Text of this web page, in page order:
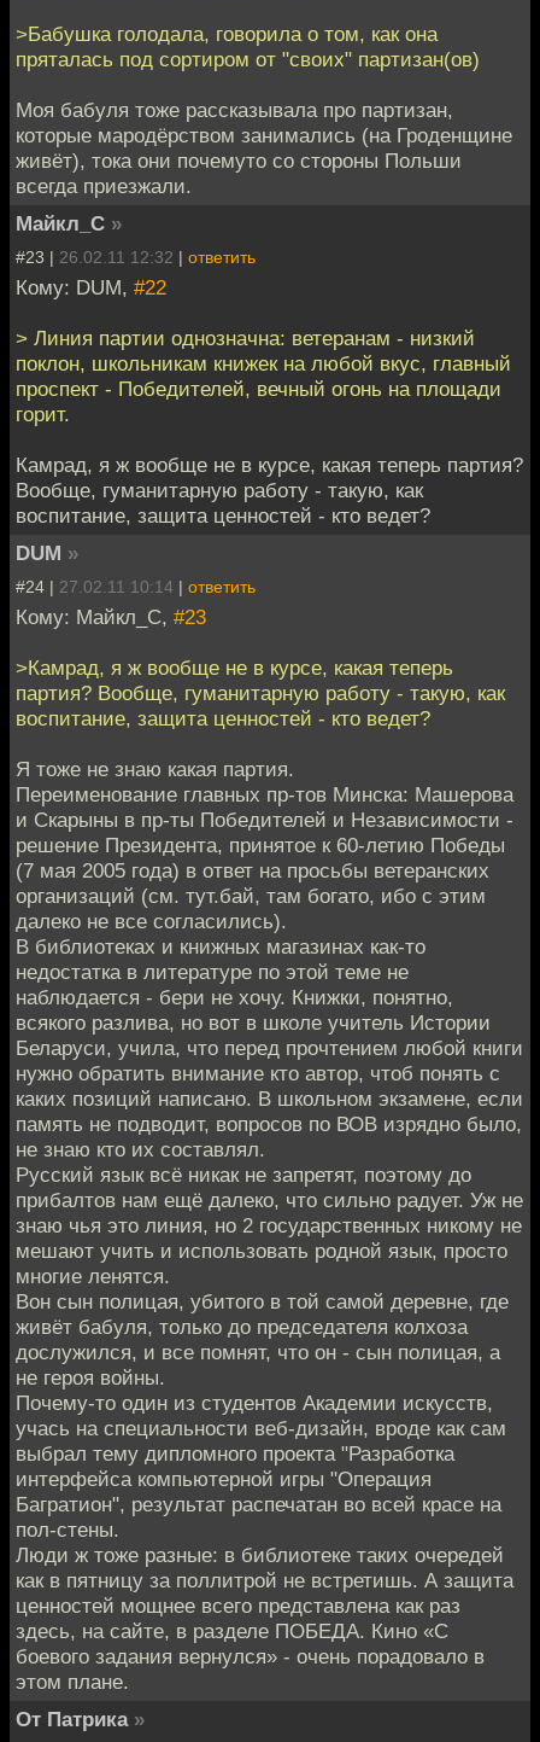
>Бабушка голодала, говорила о том, как она
пряталась под сортиром от "своих" партизан(ов)
Моя бабуля тоже рассказывала про партизан,
которые мародёрством занимались (на Гроденщине
живёт), тока они почемуто со стороны Польши
всегда приезжали.
Майкл_С »
#23 | 26.02.11 12:32 | ответить
Кому: DUM, #22
> Линия партии однозначна: ветеранам - низкий
поклон, школьникам книжек на любой вкус, главный
проспект - Победителей, вечный огонь на площади
горит.
Камрад, я ж вообще не в курсе, какая теперь партия?
Вообще, гуманитарную работу - такую, как
воспитание, защита ценностей - кто ведет?
DUM »
#24 | 27.02.11 10:14 | ответить
Кому: Майкл_С, #23
>Камрад, я ж вообще не в курсе, какая теперь
партия? Вообще, гуманитарную работу - такую, как
воспитание, защита ценностей - кто ведет?
Я тоже не знаю какая партия.
Переименование главных пр-тов Минска: Машерова
и Скарыны в пр-ты Победителей и Независимости -
решение Президента, принятое к 60-летию Победы
(7 мая 2005 года) в ответ на просьбы ветеранских
организаций (см. тут.бай, там богато, ибо с этим
далеко не все согласились).
В библиотеках и книжных магазинах как-то
недостатка в литературе по этой теме не
наблюдается - бери не хочу. Книжки, понятно,
всякого разлива, но вот в школе учитель Истории
Беларуси, учила, что перед прочтением любой книги
нужно обратить внимание кто автор, чтоб понять с
каких позиций написано. В школьном экзамене, если
память не подводит, вопросов по ВОВ изрядно было,
не знаю кто их составлял.
Русский язык всё никак не запретят, поэтому до
прибалтов нам ещё далеко, что сильно радует. Уж не
знаю чья это линия, но 2 государственных никому не
мешают учить и использовать родной язык, просто
многие ленятся.
Вон сын полицая, убитого в той самой деревне, где
живёт бабуля, только до председателя колхоза
дослужился, и все помнят, что он - сын полицая, а
не героя войны.
Почему-то один из студентов Академии искусств,
учась на специальности веб-дизайн, вроде как сам
выбрал тему дипломного проекта "Разработка
интерфейса компьютерной игры "Операция
Багратион", результат распечатан во всей красе на
пол-стены.
Люди ж тоже разные: в библиотеке таких очередей
как в пятницу за поллитрой не встретишь. А защита
ценностей мощнее всего представлена как раз
здесь, на сайте, в разделе ПОБЕДА. Кино «С
боевого задания вернулся» - очень порадовало в
этом плане.
От Патрика »